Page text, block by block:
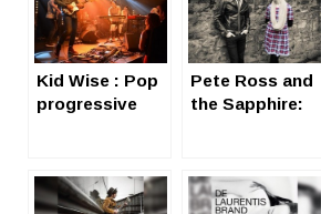
Kid Wise : Pop
progressive
Pete Ross and
the Sapphire: